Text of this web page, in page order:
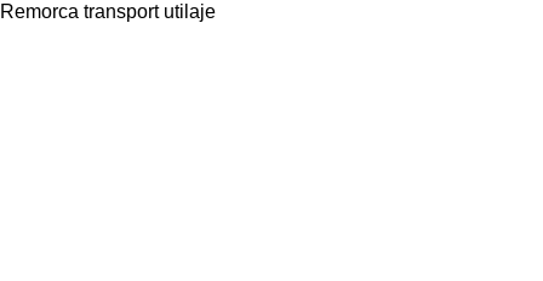
Remorca transport utilaje